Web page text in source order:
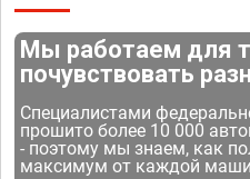
Мы работаем для
почувствовать
Специалистами
прошито более 10 000
- поэтому мы знаем, как
максимум от каждой